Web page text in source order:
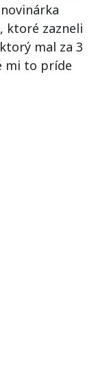
ktoré zazneli
mal za 3
mi to príde